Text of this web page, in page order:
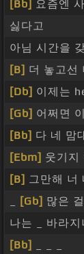
[Bb] 요즘엔
싫다고
아님 시간을
[B] 더 놓고선
[Db] 이제는
[Gb] 어쩌면
[Bb] 다 네 맘
[Ebm] 웃기지
[B] 그만해 너
[Gb] 많은 걸
나는 _ 바라지
[Bb]